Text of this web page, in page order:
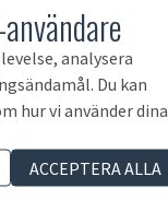
analysera
Du kan
hur vi använder dina
ACCEPTERA ALLA